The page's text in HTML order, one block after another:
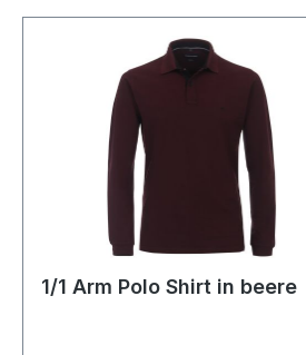
1/1 Arm Polo Shirt in beere